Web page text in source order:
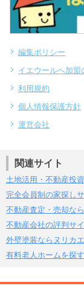
編集ポリシー
イエウールへ加盟
利用規約
個人情報保護方針
運営会社
関連サイト
土地活用・不動産投
完全会員制の家探し
不動産査定・売却な
不動産会社の評判サ
外壁塗装ならヌリカエ
有料老人ホームを探